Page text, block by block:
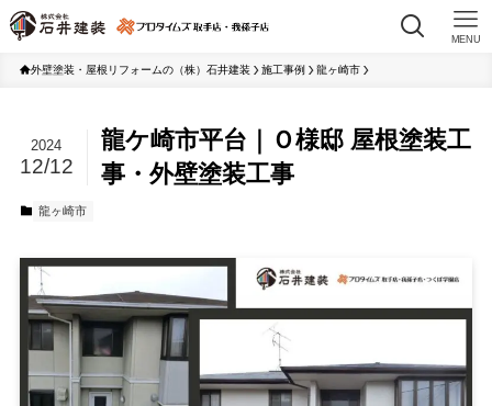
MENU
外壁塗装・屋根リフォームの（株）石井建装 施工事例 龍ヶ崎市
龍ケ崎市平台｜Ｏ様邸 屋根塗装工
事・外壁塗装工事
2024
12/12
龍ヶ崎市